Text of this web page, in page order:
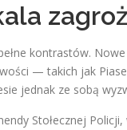
kontrastów.
— takich jak
jednak ze sobą
Stołecznej